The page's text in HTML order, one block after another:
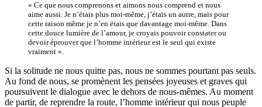
« Ce que nous comprenons et aimons nous comprend et nous
aime aussi. Je n’étais plus moi-même, j’étais un autre, mais pour
cette raison même je n’en étais que davantage moi-même. Dans
cette douce lumière de l’amour, je croyais pouvoir constater ou
devoir éprouver que l’homme intérieur est le seul qui existe
vraiment ».
Si la solitude ne nous quitte pas, nous ne sommes pourtant pas seuls.
Au fond de nous, se promènent les pensées joyeuses et graves qui
poursuivent le dialogue avec le dehors de nous-mêmes. Au moment
de partir, de reprendre la route, l’homme intérieur qui nous peuple